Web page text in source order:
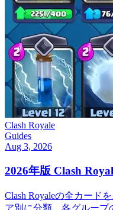
Clash Royale
Guides
Aug 3, 2026
2026年版 Clash
Clash Royaleの全カード
ア別に分類。各グループ